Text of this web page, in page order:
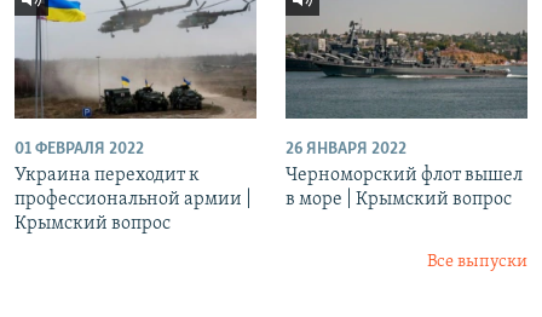
01 ФЕВРАЛЯ 2022
Украина переходит к
профессиональной армии |
Крымский вопрос
26 ЯНВАРЯ 2022
Черноморский флот вышел
в море | Крымский вопрос
Все выпуски